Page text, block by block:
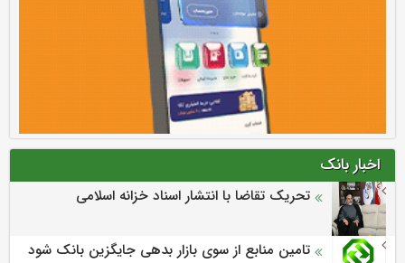
اخبار بانک
تحریک تقاضا با انتشار اسناد خزانه اسلامی
تامین منابع از سوی بازار بدهی جایگزین بانک شود